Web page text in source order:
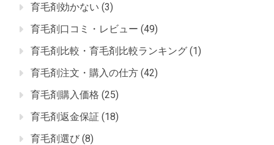
育毛剤効かない (3)
育毛剤口コミ・レビュー (49)
育毛剤比較・育毛剤比較ランキング (1)
育毛剤注文・購入の仕方 (42)
育毛剤購入価格 (25)
育毛剤返金保証 (18)
育毛剤選び (8)